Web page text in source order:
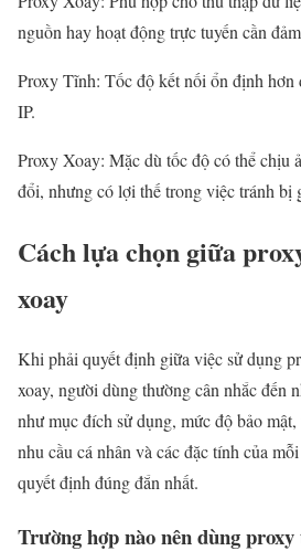
nguồn hay hoạt động trực tuyến cần
Proxy Tĩnh: Tốc độ kết nối ổn định hơn
IP.
Proxy Xoay: Mặc dù tốc độ có thể chịu
đổi, nhưng có lợi thế trong việc tránh bị
Cách lựa chọn giữa
xoay
Khi phải quyết định giữa việc sử dụng
xoay, người dùng thường cân nhắc đến
như mục đích sử dụng, mức độ bảo
nhu cầu cá nhân và các đặc tính của
quyết định đúng đắn nhất.
Trường hợp nào nên dùng